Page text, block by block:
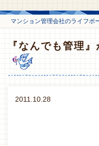
マンション管理会社のライフポ
『なんでも管理
2011.10.28